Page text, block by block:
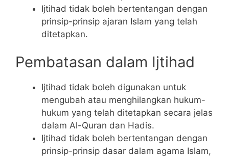
Ijtihad tidak boleh bertentangan dengan
prinsip-prinsip ajaran Islam yang telah
ditetapkan.
Pembatasan dalam Ijtihad
Ijtihad tidak boleh digunakan untuk
mengubah atau menghilangkan hukum-
hukum yang telah ditetapkan secara jelas
dalam Al-Quran dan Hadis.
Ijtihad tidak boleh bertentangan dengan
prinsip-prinsip dasar dalam agama Islam,